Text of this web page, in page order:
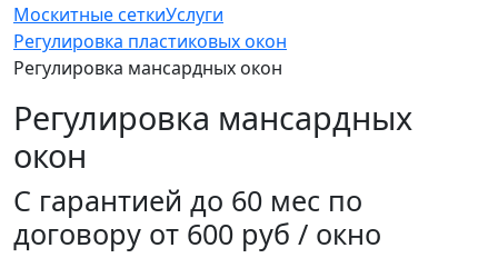
Москитные сеткиУслуги
Регулировка пластиковых окон
Регулировка мансардных окон
Регулировка мансардных
окон
С гарантией до 60 мес по
договору от 600 руб / окно